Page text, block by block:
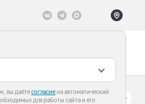
вы даётесогласиена автоматический
для работы сайта и его